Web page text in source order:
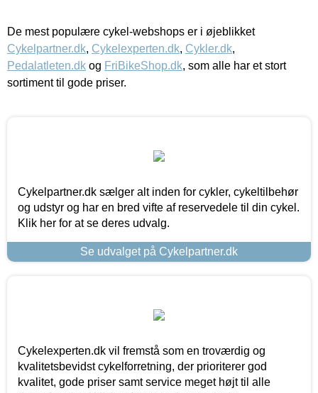
De mest populære cykel-webshops er i øjeblikket
Cykelpartner.dk, Cykelexperten.dk, Cykler.dk,
Pedalatleten.dk og FriBikeShop.dk, som alle har et stort
sortiment til gode priser.
Cykelpartner.dk sælger alt inden for cykler, cykeltilbehør
og udstyr og har en bred vifte af reservedele til din cykel.
Klik her for at se deres udvalg.
Se udvalget på Cykelpartner.dk
Cykelexperten.dk vil fremstå som en troværdig og
kvalitetsbevidst cykelforretning, der prioriterer god
kvalitet, gode priser samt service meget højt til alle